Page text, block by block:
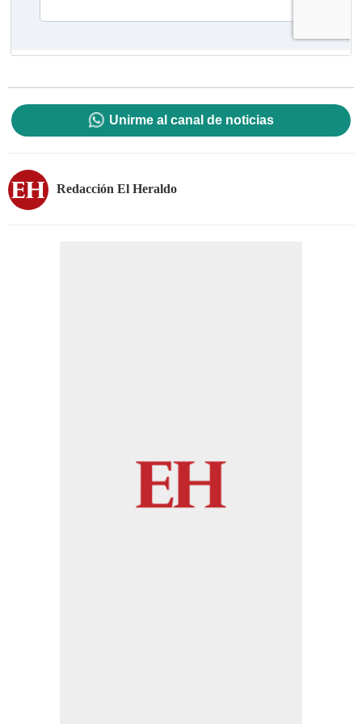
Unirme al canal de noticias
Redacción El Heraldo